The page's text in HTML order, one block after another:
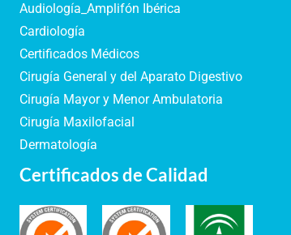
Audiología_Amplifón Ibérica
Cardiología
Certificados Médicos
Cirugía General y del Aparato Digestivo
Cirugía Mayor y Menor Ambulatoria
Cirugía Maxilofacial
Dermatología
Certificados de Calidad